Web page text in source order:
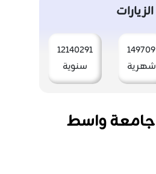
الزيارات
149709
شهرية
12140291
سنوية
جامعة واسط